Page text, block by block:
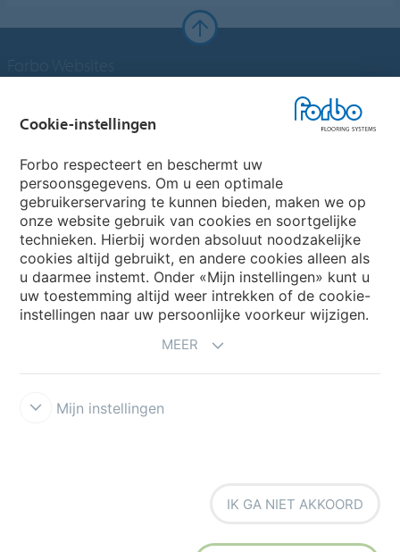
Forbo Flooring Systems
Forbo Movement Systems
Kies een land
Privacyverklaring Cookies Forbo
Cookie-instellingen
Forbo respecteert en beschermt uw
persoonsgegevens. Om u een optimale
gebruikerservaring te kunnen bieden, maken we op
onze website gebruik van cookies en soortgelijke
technieken. Hierbij worden absoluut noodzakelijke
cookies altijd gebruikt, en andere cookies alleen als
u daarmee instemt. Onder «Mijn instellingen» kunt u
uw toestemming altijd weer intrekken of de cookie-
instellingen naar uw persoonlijke voorkeur wijzigen.
MEER
Mijn instellingen
IK GA NIET AKKOORD